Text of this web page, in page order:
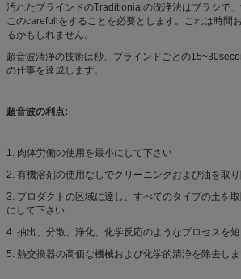
汚れたブラインドのTraditionialの洗浄法はブラシで
このcarefullをすることを必要とします。これは時間
るかもしれません。
超音波清浄の技術は秒、ブラインドごとの
の仕事を達成します。
超音波の利点:
1. 肉体労働の使用を最小にして下さい
2. 有機溶剤の使用なしでクリーニングおよび油を取
3. プロダクトの区域に達し、すべてのタイプの土を
にして下さい
4. 抽出、分散、浄化、化学反応のようなプロセスを
5. 熱交換器の高価な機械および化学的清浄を除去し